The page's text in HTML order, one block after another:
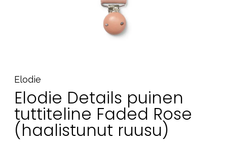
Elodie
Elodie Details puinen
tuttiteline Faded Rose
(haalistunut ruusu)
Tavaramerkit
Myymälämme